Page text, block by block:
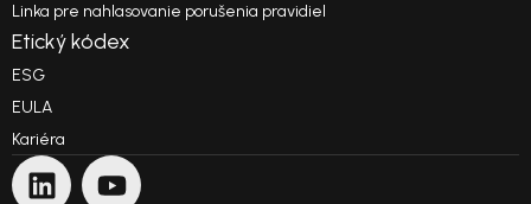
Linka pre nahlasovanie porušenia pravidiel
Etický kódex
ESG
EULA
Kariéra